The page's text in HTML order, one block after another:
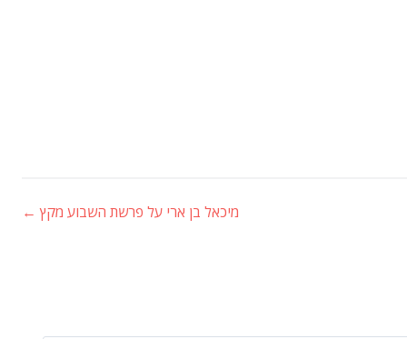
מיכאל בן ארי על פרשת השבוע מקץ ←